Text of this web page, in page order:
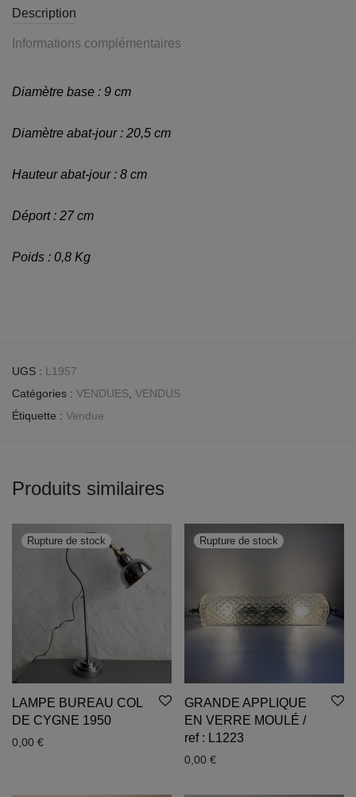
Description
Informations complémentaires
Diamètre base : 9 cm
Diamètre abat-jour : 20,5 cm
Hauteur abat-jour : 8 cm
Déport : 27 cm
Poids : 0,8 Kg
UGS : L1957
Catégories : VENDUES VENDUS
Étiquette : Vendue
Produits similaires
LAMPE BUREAU COL
DE CYGNE 1950
0,00 €
GRANDE APPLIQUE
EN VERRE MOULÉ /
ref : L1223
0,00 €